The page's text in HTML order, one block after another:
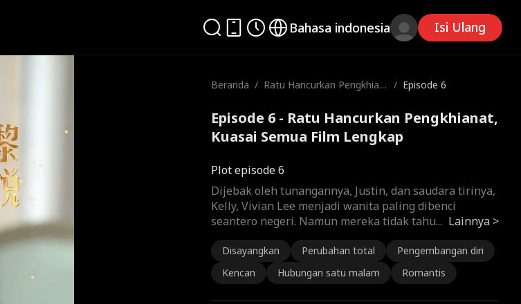
Bahasa indonesia Isi Ulang
Beranda / Ratu Hancurkan Pengkhian
/ Episode 6
Episode 6 - Ratu Hancurkan Pengkhianat,
Kuasai Semua Film Lengkap
Plot episode 6
Lainnya >
Dijebak oleh tunangannya, Justin, dan saudara tirinya,
Kelly, Vivian Lee menjadi wanita paling dibenci
seantero negeri. Namun mereka tidak tahu...
Disayangkan Perubahan total
Pengembangan diri
Kencan
Hubungan satu malam Romantis